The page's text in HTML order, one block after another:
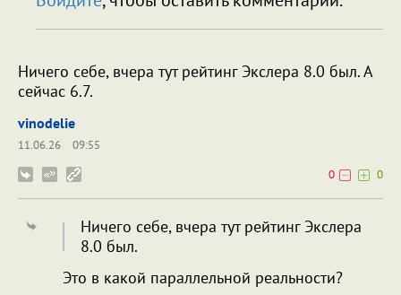
Ничего себе, вчера тут рейтинг Экслера 8.0 был. А
сейчас 6.7.
vinodelie
11.06.26
09:55
0
0
Ничего себе, вчера тут рейтинг Экслера
8.0 был.
Это в какой параллельной реальности?